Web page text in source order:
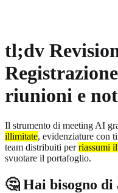
tl;dv
riunioni e
Il strumento di meeting AI
illimitate, evidenziature con
team distribuiti per riassumi
svuotare il portafoglio.
🤔 Hai bisogno di